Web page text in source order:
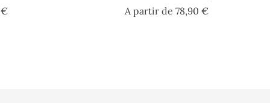
€Prezzo A partir de 78,90 €Prezzo